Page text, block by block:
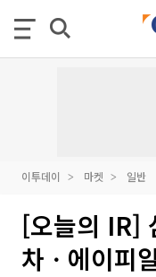
이투데이 마켓 일반
[오늘의 IR]
차ㆍ에이피